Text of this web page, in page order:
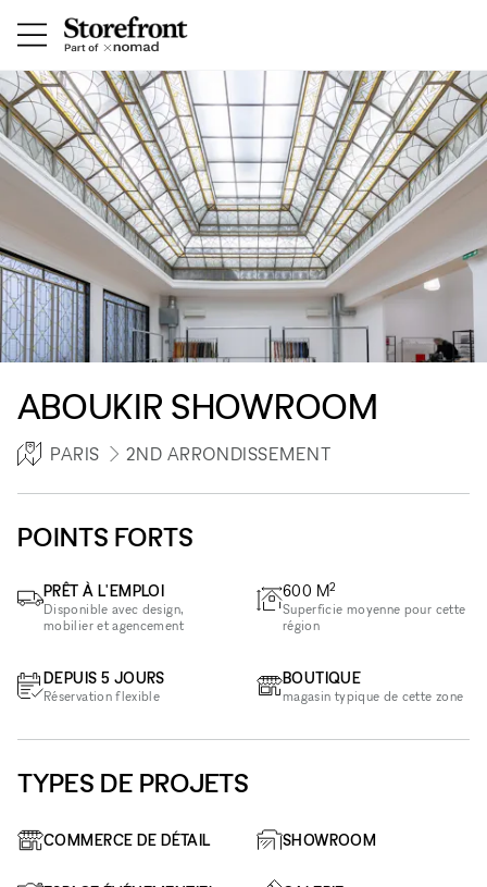
ABOUKIR SHOWROOM
PARIS 2ND ARRONDISSEMENT
POINTS FORTS
PRÊT À L'EMPLOI
Disponible avec design,
mobilier et agencement
DEPUIS 5 JOURS
Réservation flexible
600 M2
Superficie moyenne pour cette
région
BOUTIQUE
magasin typique de cette zone
TYPES DE PROJETS
COMMERCE DE DÉTAIL SHOWROOM